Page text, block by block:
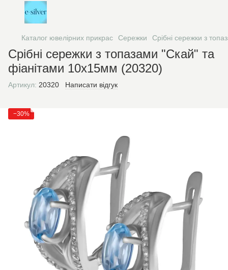
Каталог ювелірних прикрас Сережки Срібні сережки з
Срібні сережки з топазами "Скай" та
фіанітами 10х15мм (20320)
Артикул: 20320 Написати відгук
−30%